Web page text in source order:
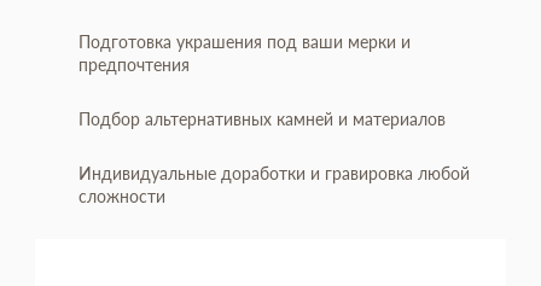
Подготовка украшения под ваши мерки и
предпочтения
Подбор альтернативных камней и материалов
Индивидуальные доработки и гравировка любой
сложности